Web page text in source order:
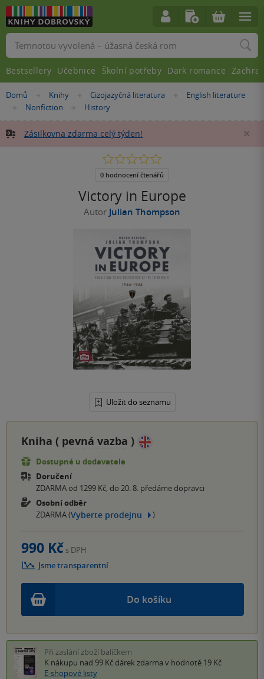
Nacházíte
Domů »Knihy »Cizojazyčná literatura »
English literature
»
Nonfiction »History
Zásilkovna zdarma celý týden!
Victory in Europe
Autor Julian Thompson
Uložit do seznamu
0.0
5
0 hodnocení čtenářů
Kniha ( pevná vazba )
Dostupné u dodavatele
Doručení
ZDARMA od 1299 Kč, do 20. 8. předáme dopravci
Osobní odběr
ZDARMA (Vyberte prodejnu )
Do košíku
990 Kč s DPH
Jsme transparentní
Při zaslání zboží balíčkem
K nákupu nad 99 Kč dárek zdarma v hodnotě 19 Kč
E-shopové listy
Vyhledávání
Bestsellery Učebnice Školní potřeby Dark romance